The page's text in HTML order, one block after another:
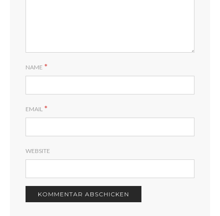
NAME *
EMAIL *
WEBSITE